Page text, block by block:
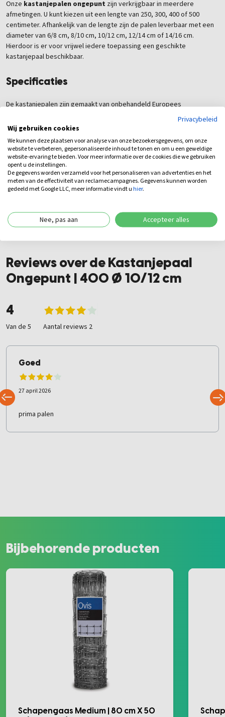
Onze kastanjepalen ongepunt zijn verkrijgbaar in meerdere
afmetingen. U kunt kiezen uit een lengte van 250, 300, 400 of 500
centimeter. Afhankelijk van de lengte zijn de palen leverbaar met een
diameter van 6/8 cm, 8/10 cm, 10/12 cm, 12/14 cm of 14/16 cm.
Hierdoor is er voor vrijwel iedere toepassing een geschikte
kastanjepaal beschikbaar.
Specificaties
De kastanjepalen zijn gemaakt van onbehandeld Europees
kastanjehout en vallen in duurzaamheidsklasse 2. Ze zijn geschikt als
constructiepaal, schuttingpaal en weidepaal en hebben, afhankelijk
van de toepassing, een gemiddelde levensduur van 15 tot 20 jaar.
Kastanjepaal ongepunt bestellen
Wilt u een kastanjepaal ongepuntkopen voor uw tuin- of
landschapsproject? Bij Arends Natuurlijk kiest u uit verschillende
vindt. Dankzij de natuurlijke duurzaamheid, de robuuste uitstraling en
de lange levensduur is kastanjehout een uitstekende investering voor
Reviews over de Kastanjepaal
Ongepunt | 400 Ø 10/12 cm
4
Van de 5 Aantal reviews 2
Goed
27 april 2026
prima palen
Bijbehorende producten
Schapengaas Medium | 80 cm X 50
Privacybeleid
Wij gebruiken cookies
We kunnen deze plaatsen voor analyse van onze bezoekersgegevens, om onze
website te verbeteren, gepersonaliseerde inhoud te tonen en om u een geweldige
website-ervaring te bieden. Voor meer informatie over de cookies die we gebruiken
opent u de instellingen.
De gegevens worden verzameld voor het personaliseren van advertenties en het
meten van de effectiviteit van reclamecampagnes. Gegevens kunnen worden
gedeeld met Google LLC, meer informatie vindt uhier.
Nee, pas aan Accepteer alles